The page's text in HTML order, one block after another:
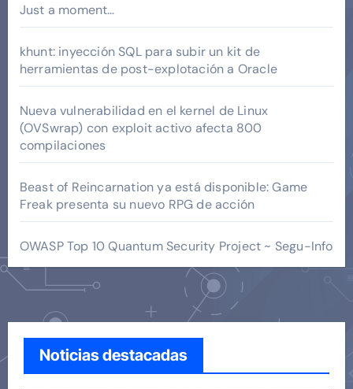
Just a moment…
khunt: inyección SQL para subir un kit de
herramientas de post-explotación a Oracle
Nueva vulnerabilidad en el kernel de Linux
(OVSwrap) con exploit activo afecta 800
compilaciones
Beast of Reincarnation ya está disponible: Game
Freak presenta su nuevo RPG de acción
OWASP Top 10 Quantum Security Project ~ Segu-Info
Noticias destacadas